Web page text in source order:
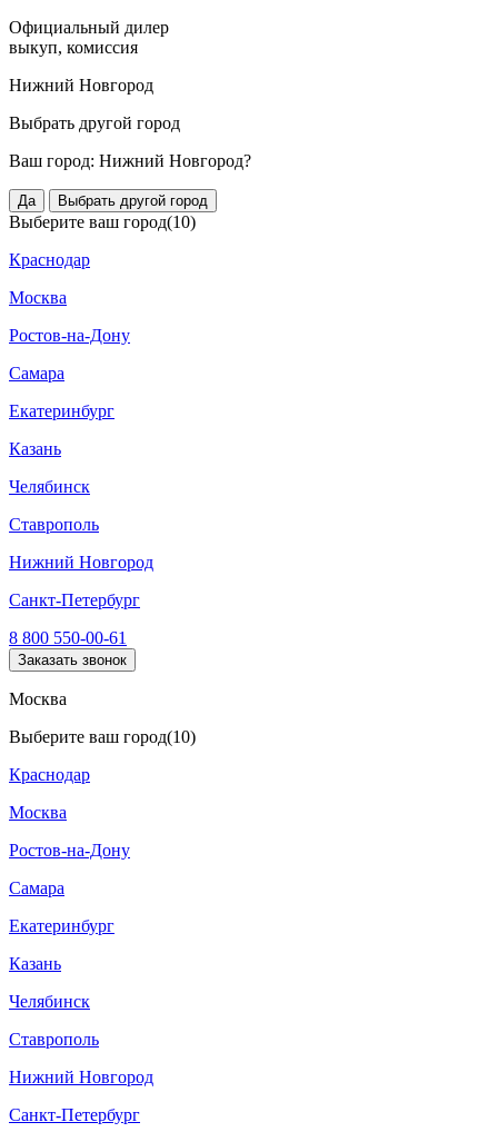
Официальный дилер
выкуп, комиссия
Нижний Новгород
Выбрать другой город
Ваш город: Нижний Новгород?
Да Выбрать другой город
Выберите ваш город(10)
Краснодар
Москва
Ростов-на-Дону
Самара
Екатеринбург
Казань
Челябинск
Ставрополь
Нижний Новгород
Санкт-Петербург
8 800 550-00-61
Заказать звонок
Москва
Выберите ваш город(10)
Краснодар
Москва
Ростов-на-Дону
Самара
Екатеринбург
Казань
Челябинск
Ставрополь
Нижний Новгород
Санкт-Петербург